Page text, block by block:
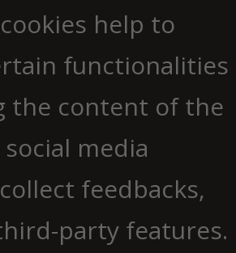
help to
functionalities
the content of the
media
feedbacks,
party features.